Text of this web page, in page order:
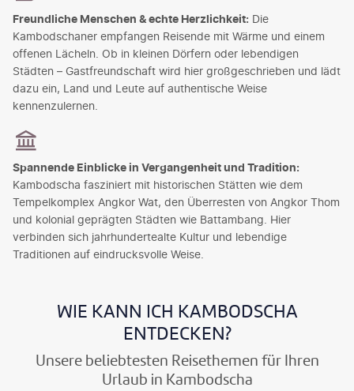
Freundliche Menschen & echte Herzlichkeit: Die
Kambodschaner empfangen Reisende mit Wärme und einem
offenen Lächeln. Ob in kleinen Dörfern oder lebendigen
Städten – Gastfreundschaft wird hier großgeschrieben und lädt
dazu ein, Land und Leute auf authentische Weise
kennenzulernen.
Spannende Einblicke in Vergangenheit und Tradition:
Kambodscha fasziniert mit historischen Stätten wie dem
Tempelkomplex Angkor Wat, den Überresten von Angkor Thom
und kolonial geprägten Städten wie Battambang. Hier
verbinden sich jahrhundertealte Kultur und lebendige
Traditionen auf eindrucksvolle Weise.
WIE KANN ICH KAMBODSCHA
ENTDECKEN?
Unsere beliebtesten Reisethemen für Ihren
Urlaub in Kambodscha